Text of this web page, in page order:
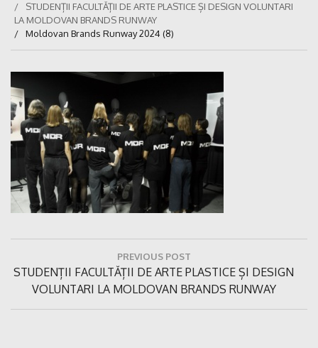
STUDENȚII FACULTĂȚII DE ARTE PLASTICE ȘI DESIGN VOLUNTARI
LA MOLDOVAN BRANDS RUNWAY
Moldovan Brands Runway 2024 (8)
articole
PREVIOUS POST
Previous
Post:
STUDENȚII FACULTĂȚII DE ARTE PLASTICE ȘI DESIGN
VOLUNTARI LA MOLDOVAN BRANDS RUNWAY